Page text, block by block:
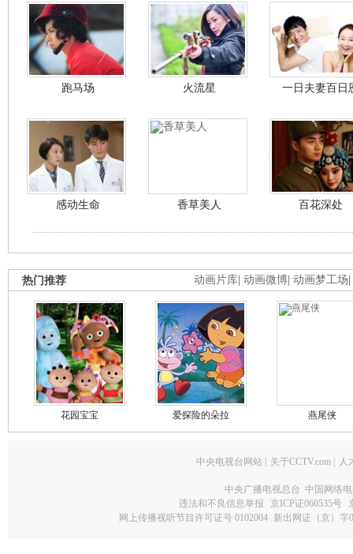
跑马场 火流星 一日夫妻百日
感动生命 香草美人 百花深处
动画片库 动画微博 动画梦工场
热门推荐
花园宝宝 爱探险的朵拉 燕尾侠
中央电视台网站 关于CCTV.com 人
中央广播电视总台 中国网络
违法和不良信息举报
京ICP证060535号
网上传播视听节目许可证号 0102004 新出网证（京）